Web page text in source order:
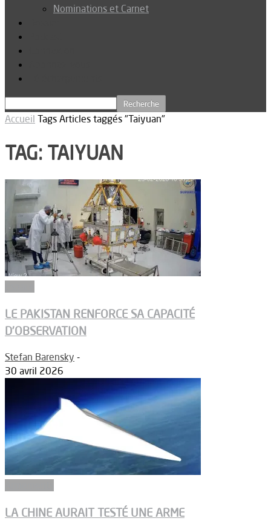
Nominations et Carnet
Accueil Tags Articles taggés "Taiyuan"
TAG: TAIYUAN
LE PAKISTAN RENFORCE SA CAPACITÉ
D’OBSERVATION
Stefan Barensky -
30 avril 2026
LA CHINE AURAIT TESTÉ UNE ARME